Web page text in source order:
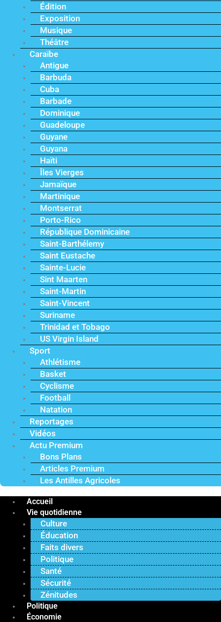
Édition
Exposition
Musique
Théâtre
Caraïbe
Antigue
Barbuda
Cuba
Barbade
Dominique
Guadeloupe
Guyane
Guyana
Haïti
Îles Vierges
Jamaïque
Martinique
Montserrat
Porto-Rico
République Dominicaine
Saint-Barthélemy
Saint Eustache
Sainte-Lucie
Sint Maarten
Saint-Martin
Saint-Vincent
Suriname
Trinidad et Tobago
US Virgin Island
Sport
Athlétisme
Basket
Cyclisme
Football
Natation
Reportages
Vidéos
Actu Premium
Bons Plans
Articles Premium
Les Antilles Agricoles
Accueil
Vie quotidienne
Culture
Éducation
Faits divers
Politique
Santé
Sécurité
Zénitudes
Politique
Économie